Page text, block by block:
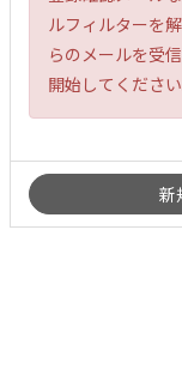
ルフィルターを
らのメールを受
開始してください